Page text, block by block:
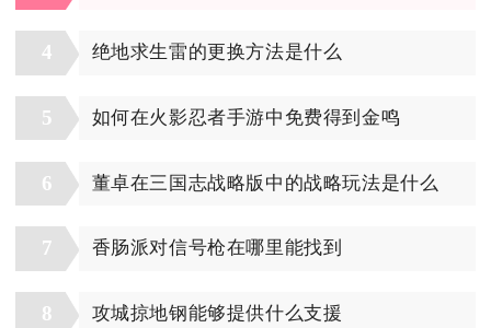
4 绝地求生雷的更换方法是什么
5 如何在火影忍者手游中免费得到金鸣
6 董卓在三国志战略版中的战略玩法是什么
7 香肠派对信号枪在哪里能找到
8 攻城掠地钢能够提供什么支援